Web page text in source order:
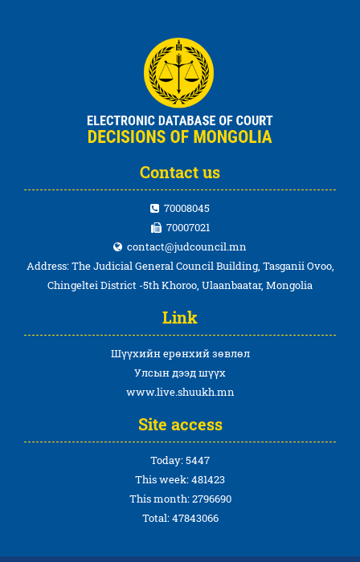
Contact us
70008045
70007021
contact@judcouncil.mn
Address: The Judicial General Council Building, Tasganii Ovoo,
Chingeltei District -5th Khoroo, Ulaanbaatar, Mongolia
Link
Шүүхийн ерөнхий зөвлөл
Улсын дээд шүүх
www.live.shuukh.mn
Site access
Today: 5447
This week: 481423
This month: 2796690
Total: 47843066